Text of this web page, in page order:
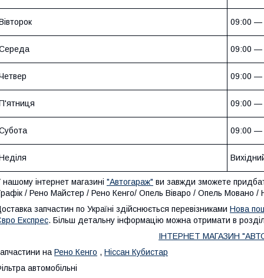
09:00 —
09:00 —
09:00 —
09:00 —
09:00 —
нашому інтернет магазині "Автогараж" ви завжди зможете
/ Рено Майстер / Рено Кенго/ Опель Віваро / Опель Мовано /
запчастин по Україні здійснюється перевізниками Нова
Експрес. Більш детальну інформацію можна отримати в
ІНТЕРНЕТ МАГАЗИН
на Рено Кенго , Ніссан Кубистар
автомобільні